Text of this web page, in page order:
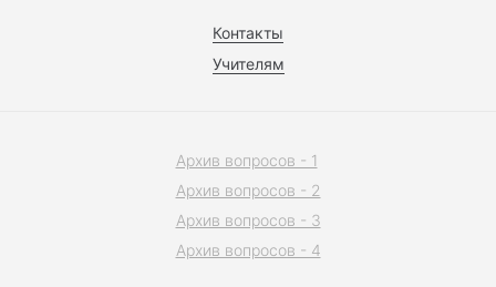
Контакты
Учителям
Архив вопросов - 1
Архив вопросов - 2
Архив вопросов - 3
Архив вопросов - 4